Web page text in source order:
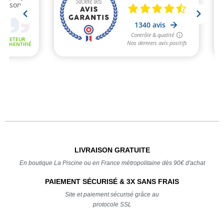
LIVRAISON GRATUITE
En boutique La Piscine ou en France métropolitaine dès 90€ d'achat
PAIEMENT SÉCURISÉ & 3X SANS FRAIS
Site et paiement sécurisé grâce au
protocole SSL